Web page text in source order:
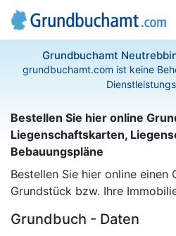
Grundbuchamt
grundbuchamt.com ist keine
Bestellen Sie hier online
Liegenschaftskarten,
Bebauungspläne
Bestellen Sie hier online einen
Grundstück bzw. Ihre
Grundbuch - Daten